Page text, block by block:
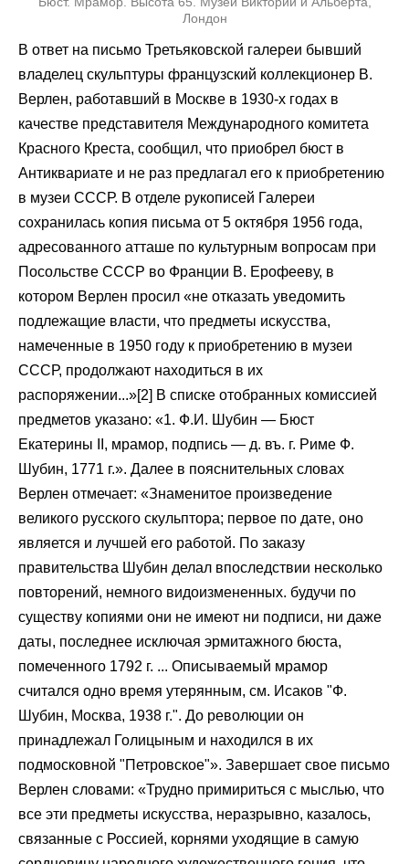
Лондон
В ответ на письмо Третьяковской галереи бывший
владелец скульптуры французский коллекционер В.
Верлен, работавший в Москве в 1930-х годах в
качестве представителя Международного комитета
Красного Креста, сообщил, что приобрел бюст в
Антиквариате и не раз предлагал его к приобретению
в музеи СССР. В отделе рукописей Галереи
сохранилась копия письма от 5 октября 1956 года,
адресованного атташе по культурным вопросам при
Посольстве СССР во Франции В. Ерофееву, в
котором Верлен просил «не отказать уведомить
подлежащие власти, что предметы искусства,
намеченные в 1950 году к приобретению в музеи
СССР, продолжают находиться в их
распоряжении...»[2] В списке отобранных комиссией
предметов указано: «1. Ф.И. Шубин — Бюст
Екатерины II, мрамор, подпись — д. въ. г. Риме Ф.
Шубин, 1771 г.». Далее в пояснительных словах
Верлен отмечает: «Знаменитое произведение
великого русского скульптора; первое по дате, оно
является и лучшей его работой. По заказу
правительства Шубин делал впоследствии несколько
повторений, немного видоизмененных. будучи по
существу копиями они не имеют ни подписи, ни даже
даты, последнее исключая эрмитажного бюста,
помеченного 1792 г. ... Описываемый мрамор
считался одно время утерянным, см. Исаков "Ф.
Шубин, Москва, 1938 г.". До революции он
принадлежал Голицыным и находился в их
подмосковной "Петровское"». Завершает свое письмо
Верлен словами: «Трудно примириться с мыслью, что
все эти предметы искусства, неразрывно, казалось,
связанные с Россией, корнями уходящие в самую